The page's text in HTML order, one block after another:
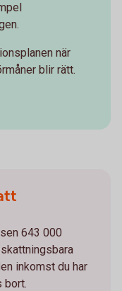
när
blir rätt.
643 000
inkomst du har
bort.